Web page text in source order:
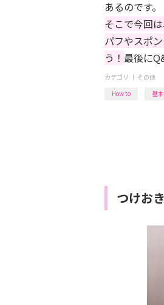
あるのです。
そこで今回
パフやスポ
う！ 最後に
カテゴリ ｜ その他
How to
基
つけお